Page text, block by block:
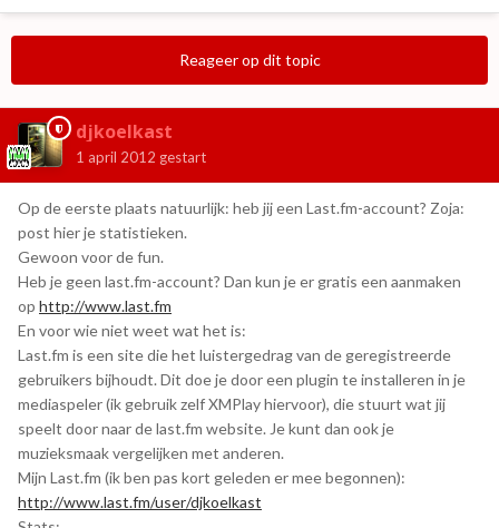
Reageer op dit topic
djkoelkast
1 april 2012 gestart
Op de eerste plaats natuurlijk: heb jij een Last.fm-account? Zoja:
post hier je statistieken.
Gewoon voor de fun.
Heb je geen last.fm-account? Dan kun je er gratis een aanmaken
op http://www.last.fm
En voor wie niet weet wat het is:
Last.fm is een site die het luistergedrag van de geregistreerde
gebruikers bijhoudt. Dit doe je door een plugin te installeren in je
mediaspeler (ik gebruik zelf XMPlay hiervoor), die stuurt wat jij
speelt door naar de last.fm website. Je kunt dan ook je
muzieksmaak vergelijken met anderen.
Mijn Last.fm (ik ben pas kort geleden er mee begonnen):
http://www.last.fm/user/djkoelkast